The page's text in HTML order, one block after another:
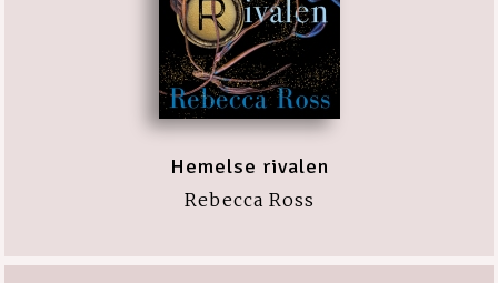
Hemelse rivalen
Rebecca Ross